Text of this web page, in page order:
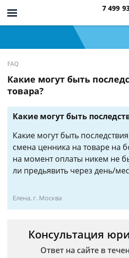
7 499
FAQ
Какие могут быть
товара?
Какие могут быть
Какие могут быть
смена ценника на товаре на
на момент оплаты никем не
ли предьявить через день/
Елена, г. Москва
Консультация
Ответ на сайте в